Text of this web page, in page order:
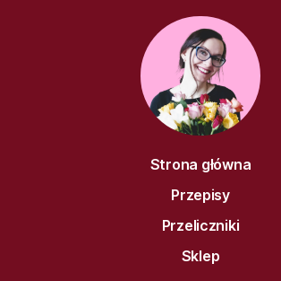
Strona główna
Przepisy
Przeliczniki
Sklep